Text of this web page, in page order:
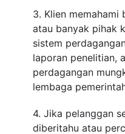
3. Klien
atau banyak pihak
sistem
laporan penelitian,
perdagangan
lembaga
4. Jika pelanggan
diberitahu atau